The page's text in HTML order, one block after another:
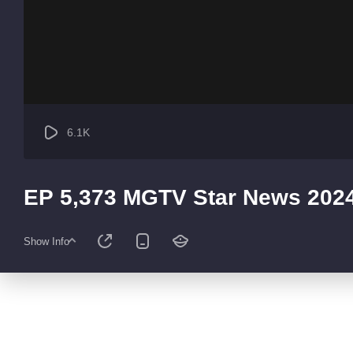
6.1K
EP 5,373 MGTV Star News
Show Info